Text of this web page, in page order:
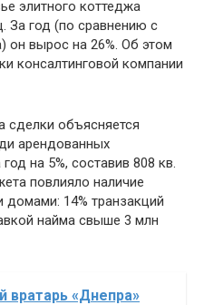
элитного коттеджа
За год (по сравнению с
он вырос на 26%. Об этом
консалтинговой компании
объясняется
арендованных
на 5%, составив 808 кв.
повлияло наличие
14% транзакций
найма свыше 3 млн
вратарь «Днепра»